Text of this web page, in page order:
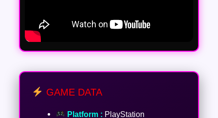
GAME DATA
Platform : PlayStation